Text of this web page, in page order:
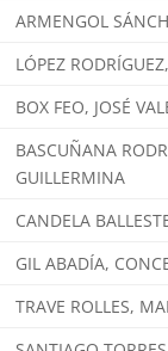
ARMENGOL
LÓPEZ
BOX FEO, JOSÉ
BASCUÑANA
GUILLERMINA
CANDELA
GIL ABADÍA,
TRAVE ROLLES,